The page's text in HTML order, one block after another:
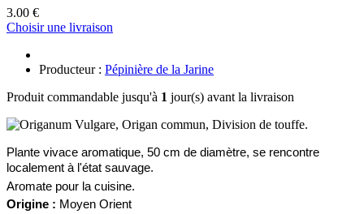
3.00 €
Choisir une livraison
Producteur : Pépinière de la Jarine
Produit commandable jusqu'à 1 jour(s) avant la livraison
Plante vivace aromatique, 50 cm de diamètre, se rencontre
localement à l'état sauvage.
Aromate pour la cuisine.
Origine : Moyen Orient